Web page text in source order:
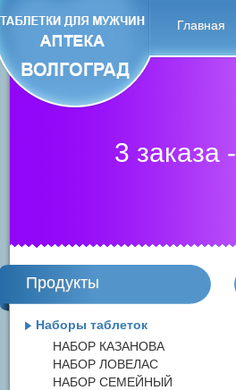
Главная
3 заказа -
Продукты
Наборы таблеток
НАБОР КАЗАНОВА
НАБОР ЛОВЕЛАС
НАБОР СЕМЕЙНЫЙ